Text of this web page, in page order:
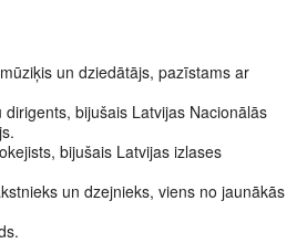
un dziedātājs, pazīstams ar
bijušais Latvijas Nacionālās
bijušais Latvijas izlases
un dzejnieks, viens no jaunākās